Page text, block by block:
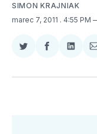
SIMON KRAJNIAK
marec 7, 2011 . 4:55 PM
Zdieľať
Twitter
Zdieľať
Facebooku